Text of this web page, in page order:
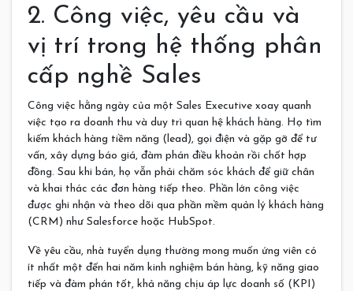
2. Công việc, yêu cầu và
vị trí trong hệ thống phân
cấp nghề Sales
Công việc hằng ngày của một Sales Executive xoay quanh
việc tạo ra doanh thu và duy trì quan hệ khách hàng. Họ tìm
kiếm khách hàng tiềm năng (lead), gọi điện và gặp gỡ để tư
vấn, xây dựng báo giá, đàm phán điều khoản rồi chốt hợp
đồng. Sau khi bán, họ vẫn phải chăm sóc khách để giữ chân
và khai thác các đơn hàng tiếp theo. Phần lớn công việc
được ghi nhận và theo dõi qua phần mềm quản lý khách hàng
(CRM) như Salesforce hoặc HubSpot.
Về yêu cầu, nhà tuyển dụng thường mong muốn ứng viên có
ít nhất một đến hai năm kinh nghiệm bán hàng, kỹ năng giao
tiếp và đàm phán tốt, khả năng chịu áp lực doanh số (KPI)